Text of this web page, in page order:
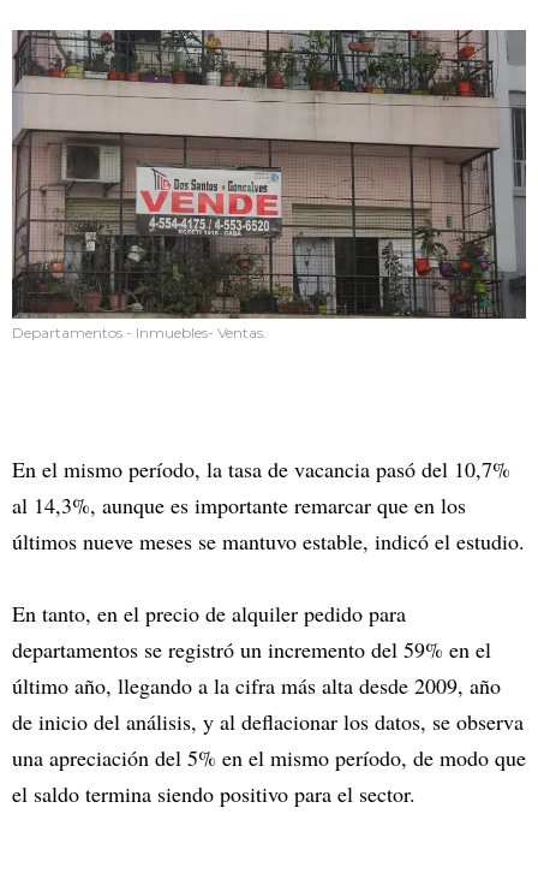
Departamentos - Inmuebles- Ventas.
En el mismo período, la tasa de vacancia pasó del 10,7%
al 14,3%, aunque es importante remarcar que en los
últimos nueve meses se mantuvo estable, indicó el estudio.
En tanto, en el precio de alquiler pedido para
departamentos se registró un incremento del 59% en el
último año, llegando a la cifra más alta desde 2009, año
de inicio del análisis, y al deflacionar los datos, se observa
una apreciación del 5% en el mismo período, de modo que
el saldo termina siendo positivo para el sector.